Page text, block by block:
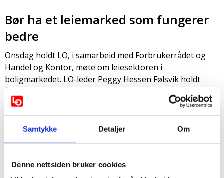
Samtykke Detaljer Om
Denne nettsiden bruker cookies
Bør ha et leiemarked som fungerer
bedre
Onsdag holdt LO, i samarbeid med Forbrukerrådet og
Handel og Kontor, møte om leiesektoren i
boligmarkedet. LO-leder Peggy Hessen Følsvik holdt
åpningstalen, og i den påpekte hun viktigheten av å ta
tak i ulikheten som har utviklet seg i boligmarkedet.
Markedet er dominert av private aktører.
Utleieleiligheter er blitt investeringsobjekter med stor
søkkrike på å eie utleiemaskiner.